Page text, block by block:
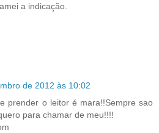
a indicação.
de 2012 às 10:02
prender o leitor é mara!!Sempre sao
para chamar de meu!!!!